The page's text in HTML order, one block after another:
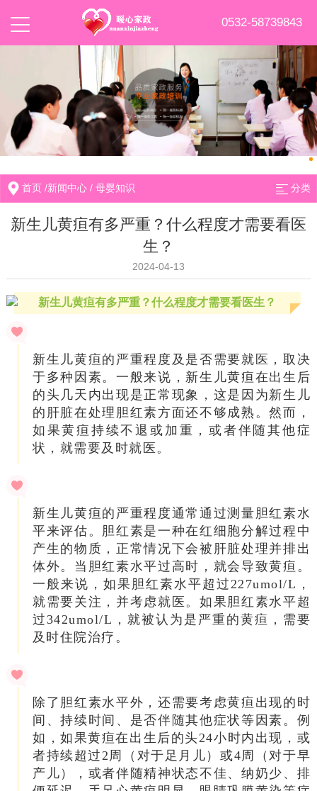
0532-58739843
首页 /新闻中心 /母婴知识 分类
新生儿黄疸有多严重？什么程度才需要看医
生？
2024-04-13
新生儿黄疸有多严重？什么程度才需要看医生？
新生儿黄疸的严重程度及是否需要就医，取决
于多种因素。一般来说，新生儿黄疸在出生后
的头几天内出现是正常现象，这是因为新生儿
的肝脏在处理胆红素方面还不够成熟。然而，
如果黄疸持续不退或加重，或者伴随其他症
状，就需要及时就医。
新生儿黄疸的严重程度通常通过测量胆红素水
平来评估。胆红素是一种在红细胞分解过程中
产生的物质，正常情况下会被肝脏处理并排出
体外。当胆红素水平过高时，就会导致黄疸。
一般来说，如果胆红素水平超过227umol/L，
就需要关注，并考虑就医。如果胆红素水平超
过342umol/L，就被认为是严重的黄疸，需要
及时住院治疗。
除了胆红素水平外，还需要考虑黄疸出现的时
间、持续时间、是否伴随其他症状等因素。例
如，如果黄疸在出生后的头24小时内出现，或
者持续超过2周（对于足月儿）或4周（对于早
产儿），或者伴随精神状态不佳、纳奶少、排